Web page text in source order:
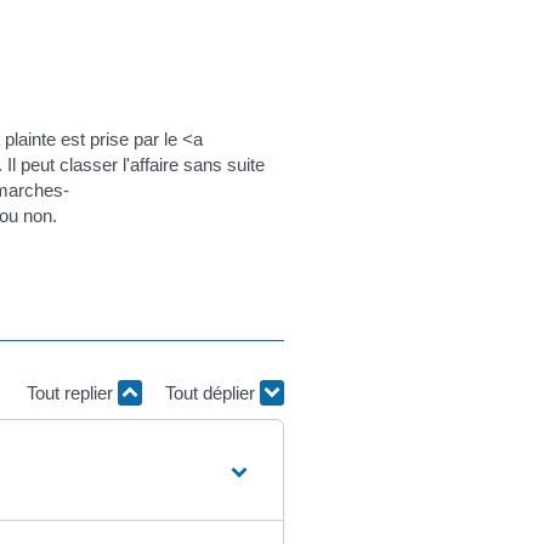
est prise par le <a
peut classer l'affaire sans suite
non.
Tout replier Tout déplier